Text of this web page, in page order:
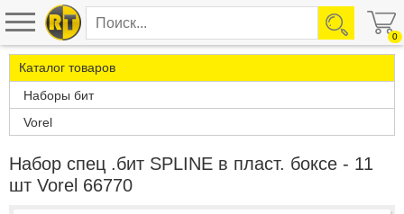
0
Каталог товаров
Наборы бит
Vorel
Набор спец .бит SPLINE в пласт. боксе - 11
шт Vorel 66770